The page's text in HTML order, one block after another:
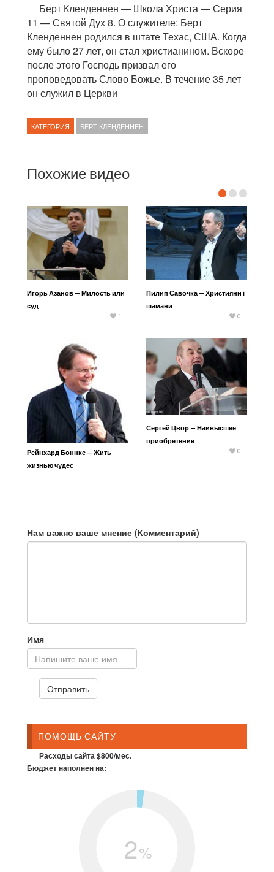
Берт Кленденнен — Школа Христа — Серия
11 — Святой Дух 8. О служителе: Берт
Кленденнен родился в штате Техас, США. Когда
ему было 27 лет, он стал христианином. Вскоре
после этого Господь призвал его
проповедовать Слово Божье. В течение 35 лет
он служил в Церкви
КАТЕГОРИЯ БЕРТ КЛЕНДЕННЕН
Похожие видео
Игорь Азанов — Милость или
суд
1
Пилип Савочка — Християни і
шамани
0
Рейнхард Боннке — Жить
жизнью чудес
Сергей Цвор — Наивысшее
приобретение
0
Нам важно ваше мнение (Комментарий)
Имя
ПОМОЩЬ САЙТУ
Расходы сайта $800/мес.
Бюджет наполнен на:
2%